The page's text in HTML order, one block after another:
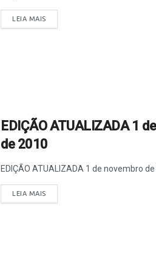
LEIA MAIS
EDIÇÃO ATUALIZADA 1
de 2010
EDIÇÃO ATUALIZADA 1 de novembro
LEIA MAIS